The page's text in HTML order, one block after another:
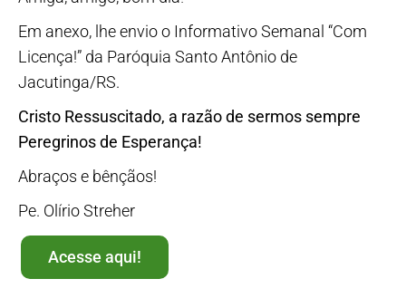
Em anexo, lhe envio o Informativo Semanal “Com
Licença!” da Paróquia Santo Antônio de
Jacutinga/RS.
Cristo Ressuscitado, a razão de sermos sempre
Peregrinos de Esperança!
Abraços e bênçãos!
Pe. Olírio Streher
Acesse aqui!